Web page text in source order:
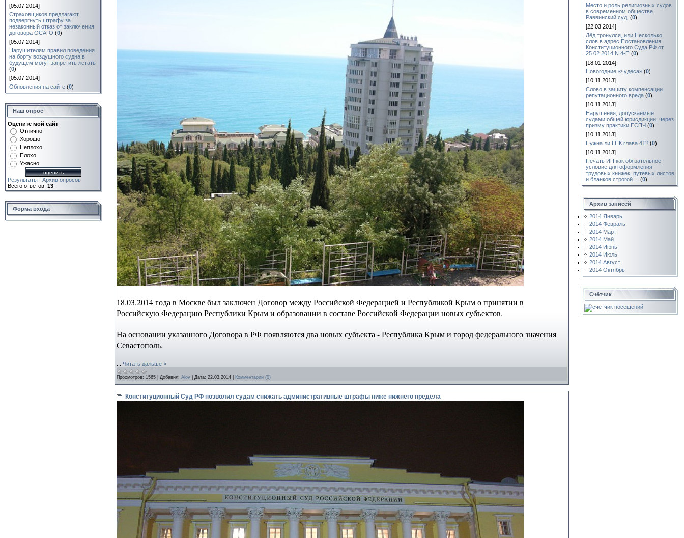
[05.07.2014]
Страховщиков предлагают
подвергнуть штрафу за
незаконный отказ от заключения
договора ОСАГО (0)
[05.07.2014]
Нарушителям правил поведения
на борту воздушного судна в
будущем могут запретить летать
(0)
[05.07.2014]
Обновления на сайте (0)
Наш опрос
Оцените мой сайт
Отлично
Хорошо
Неплохо
Плохо
Ужасно
Результаты | Архив опросов
Всего ответов: 13
Форма входа
18.03.2014 года в Москве был заключен Договор между Российской Федерацией и Республикой Крым о принятии в
Российскую Федерацию Республики Крым и образовании в составе Российской Федерации новых субъектов.
На основании указанного Договора в РФ появляются два новых субъекта - Республика Крым и город федерального значения
Севастополь.
Читать дальше »
Просмотров: 1565 Добавил: Alov Дата: 22.03.2014 Комментарии (0)
Конституционный Суд РФ позволил судам снижать административные штрафы ниже нижнего предела
Место и роль религиозных судов
в современном обществе.
Раввинский суд. (0)
[22.03.2014]
Лёд тронулся, или Несколько
слов в адрес Постановления
Конституционного Суда РФ от
25.02.2014 N 4-П (0)
[18.01.2014]
Новогодние «чудеса» (0)
[10.11.2013]
Слово в защиту компенсации
репутационного вреда (0)
[10.11.2013]
Нарушения, допускаемые
судами общей юрисдикции, через
призму практики ЕСПЧ (0)
[10.11.2013]
Нужна ли ГПК глава 41? (0)
[10.11.2013]
Печать ИП как обязательное
условие для оформления
трудовых книжек, путевых листов
и бланков строгой ...
(0)
Архив записей
2014 Январь
2014 Февраль
2014 Март
2014 Май
2014 Июнь
2014 Июль
2014 Август
2014 Октябрь
Счётчик